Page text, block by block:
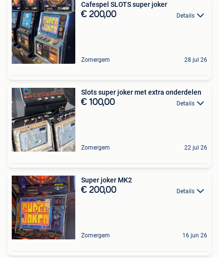
Cafespel SLOTS super joker
€ 200,00 Details
Zomergem 28 jul 26
Slots super joker met extra onderdelen
€ 100,00 Details
Zomergem 22 jul 26
Super joker MK2
€ 200,00 Details
Zomergem 16 jun 26